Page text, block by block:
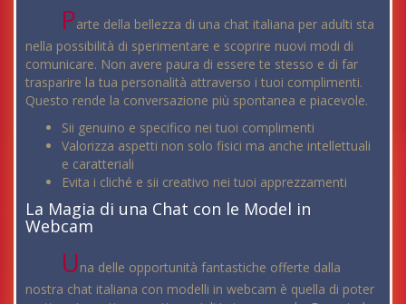
Parte della bellezza di una chat italiana per adulti sta
nella possibilità di sperimentare e scoprire nuovi modi di
comunicare. Non avere paura di essere te stesso e di far
trasparire la tua personalità attraverso i tuoi complimenti.
Questo rende la conversazione più spontanea e piacevole.
Sii genuino e specifico nei tuoi complimenti
Valorizza aspetti non solo fisici ma anche intellettuali
e caratteriali
Evita i cliché e sii creativo nei tuoi apprezzamenti
La Magia di una Chat con le Model in
Webcam
Una delle opportunità fantastiche offerte dalla
nostra chat italiana con modelli in webcam è quella di poter